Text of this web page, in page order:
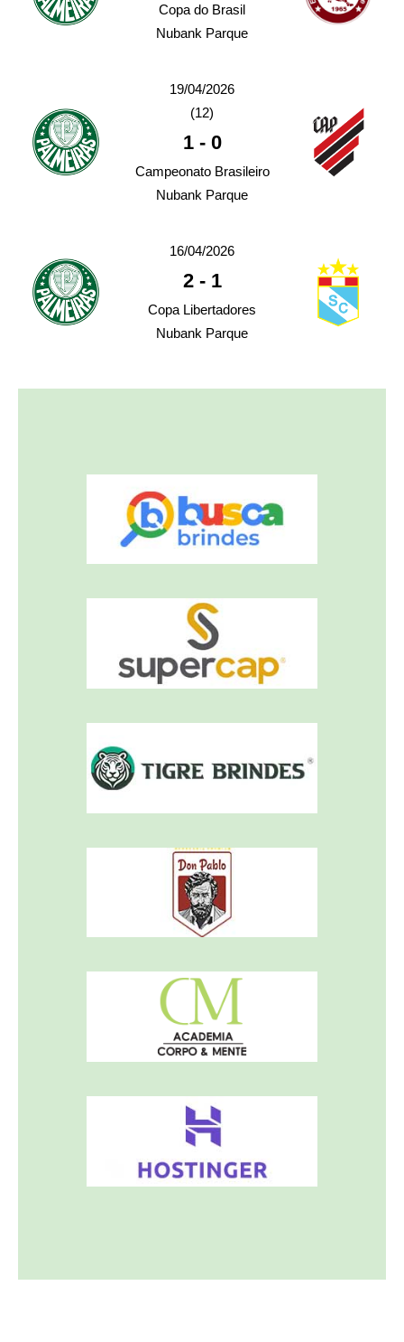
Copa do Brasil
Nubank Parque
19/04/2026
(12)
1- 0
Campeonato Brasileiro
Nubank Parque
16/04/2026
2- 1
Copa Libertadores
Nubank Parque